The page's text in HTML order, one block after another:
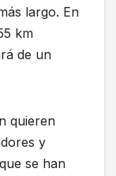
largo. En
km
de un
quieren
y
se han